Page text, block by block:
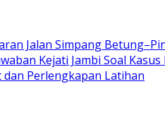
Jalan Simpang
Kejati Jambi Soal
Perlengkapan Latihan